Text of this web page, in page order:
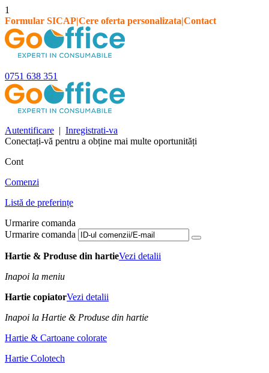
1
Formular SICAP|Cere oferta personalizata|Contact
0751 638 351
Autentificare | Inregistrati-va
Conectați-vă pentru a obține mai multe oportunități
Cont
Comenzi
Listă de preferințe
Urmarire comanda
Urmarire comanda
Hartie & Produse din hartieVezi detalii
Inapoi la meniu
Hartie copiatorVezi detalii
Inapoi la Hartie & Produse din hartie
Hartie & Cartoane colorate
Hartie Colotech